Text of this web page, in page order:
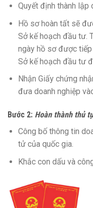
Quyết định thành lập
Hồ sơ hoàn tất sẽ
Sở kế hoạch đầu tư.
ngày hồ sơ được
Sở kế hoạch đầu tư
Nhận Giấy chứng
đưa doanh nghiệp
Bước 2: Hoàn thành thủ
Công bố thông tin
tử của quốc gia.
Khắc con dấu và